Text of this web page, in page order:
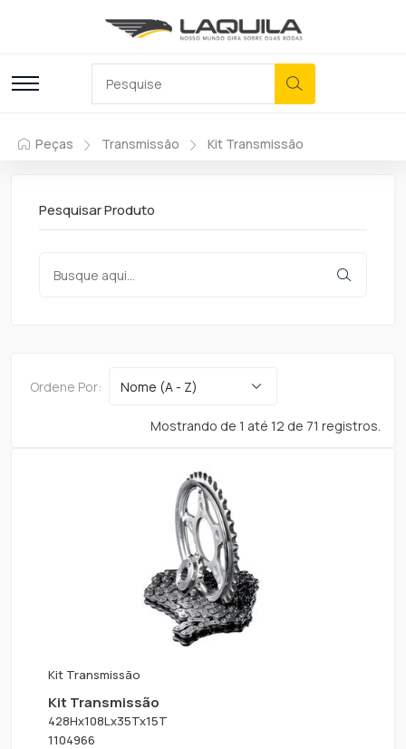
Peças Transmissão Kit Transmissão
Pesquisar Produto
Ordene Por:
Mostrando de 1 até 12 de 71 registros.
Kit Transmissão
Kit Transmissão
428Hx108Lx35Tx15T
1104966